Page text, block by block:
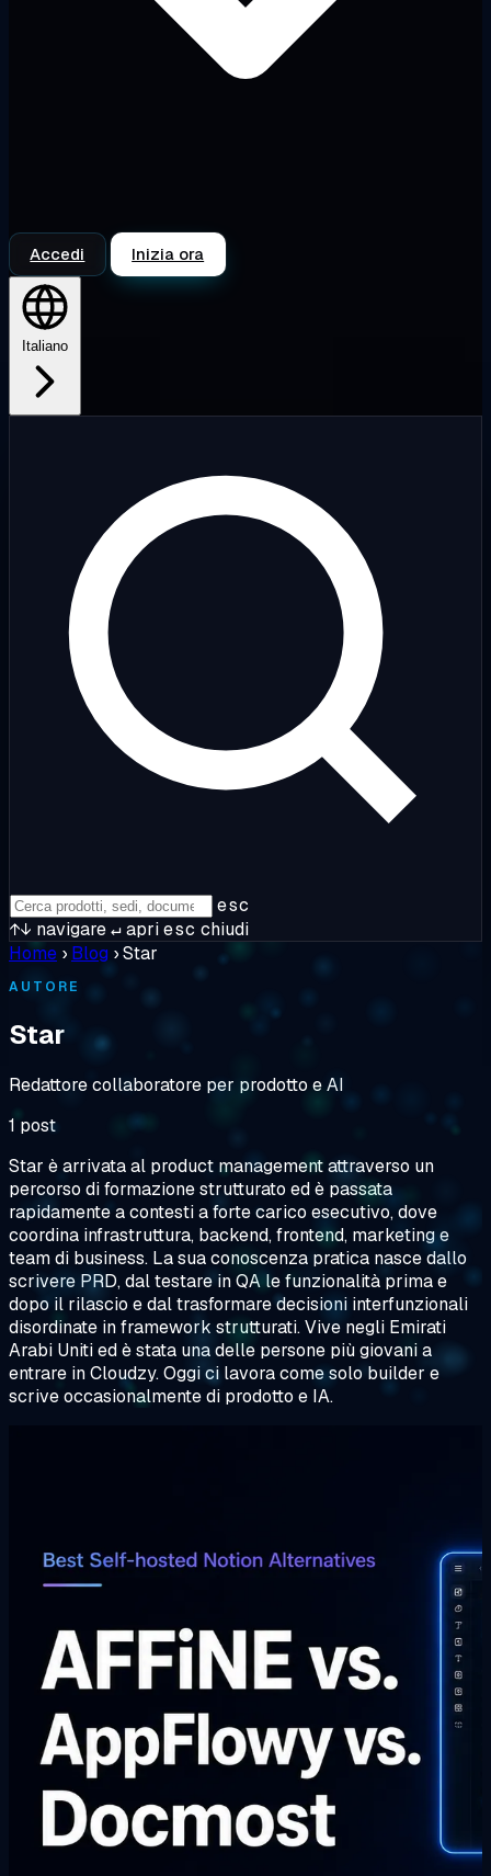
Accedi Inizia ora
Italiano
esc
↑↓ navigare↵apriesc chiudi
Home › Blog ›Star
AUTORE
Star
Redattore collaboratore per prodotto e AI
1 post
Star è arrivata al product management attraverso un
percorso di formazione strutturato ed è passata
rapidamente a contesti a forte carico esecutivo, dove
coordina infrastruttura, backend, frontend, marketing e
team di business. La sua conoscenza pratica nasce dallo
scrivere PRD, dal testare in QA le funzionalità prima e
dopo il rilascio e dal trasformare decisioni interfunzionali
disordinate in framework strutturati. Vive negli Emirati
Arabi Uniti ed è stata una delle persone più giovani a
entrare in Cloudzy. Oggi ci lavora come solo builder e
scrive occasionalmente di prodotto e IA.